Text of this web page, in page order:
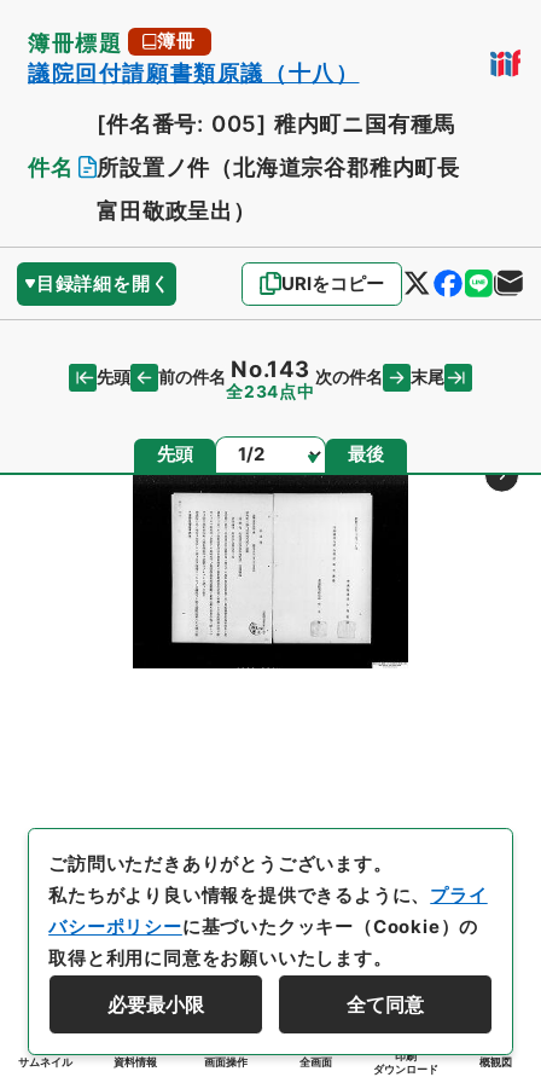
簿冊標題 簿冊
議院回付請願書類原議（十八）
件名
[件名番号: 005] 稚内町ニ国有種馬
所設置ノ件（北海道宗谷郡稚内町長
富田敬政呈出）
目録詳細を開く URIをコピー
先頭 前の件名 No.143
全234点中
次の件名 末尾
先頭 ページ 最後
サムネイル 資料情報 画面操作 全画面
印刷
ダウンロード
概観図
ご訪問いただきありがとうございます。
私たちがより良い情報を提供できるように、 プライ
バシーポリシーに基づいたクッキー（Cookie）の
取得と利用に同意をお願いいたします。
必要最小限 全て同意